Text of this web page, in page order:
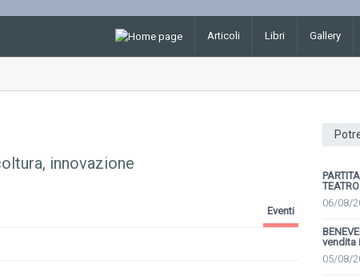
Articoli Libri Gallery
innovazione
Eventi
06/08/
vendita
05/08/